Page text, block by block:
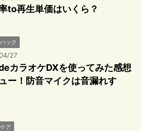
to再生単価はいくら？
ック
27
カラオケDXを使ってみた感想
ー！防音マイクは音漏れす
ア